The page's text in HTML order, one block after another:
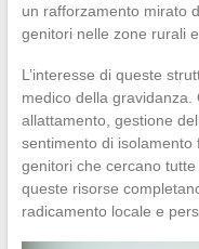
un rafforzamento mirato
genitori nelle zone rurali
L’interesse di queste
medico della gravidanza.
allattamento, gestione
sentimento di
genitori che cercano
queste risorse
radicamento locale e